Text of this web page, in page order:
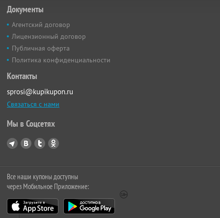
Документы
Агентский договор
Лицензионный договор
Публичная оферта
Политика конфиденциальности
Контакты
sprosi@kupikupon.ru
Связаться с нами
Мы в Соцсетях
Все наши купоны доступны
через Мобильное Приложение: